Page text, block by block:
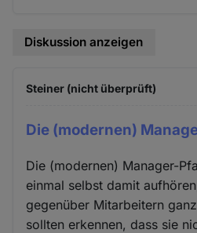
Diskussion anzeigen
Steiner (nicht überprüft)
Die (modernen)
Die (modernen) Manager-
einmal selbst damit
gegenüber Mitarbeitern
sollten erkennen, dass sie